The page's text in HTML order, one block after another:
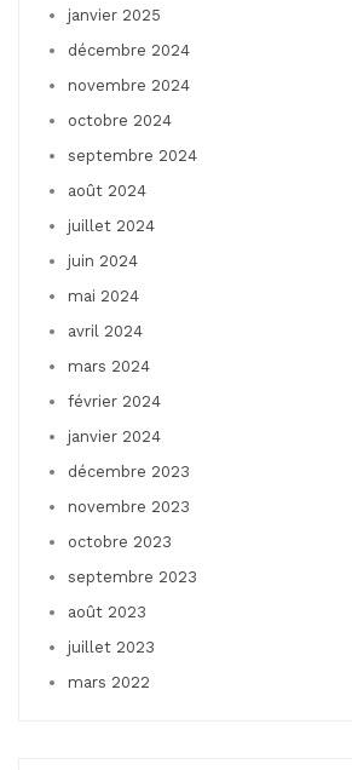
janvier 2025
décembre 2024
novembre 2024
octobre 2024
septembre 2024
août 2024
juillet 2024
juin 2024
mai 2024
avril 2024
mars 2024
février 2024
janvier 2024
décembre 2023
novembre 2023
octobre 2023
septembre 2023
août 2023
juillet 2023
mars 2022